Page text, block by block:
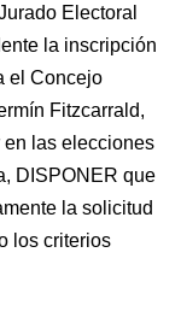
Electoral
la inscripción
el Concejo
Fitzcarrald,
en las elecciones
DISPONER que
la solicitud
los criterios